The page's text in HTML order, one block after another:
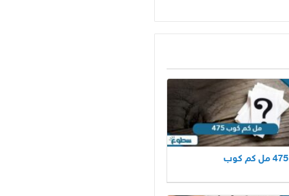
475 مل كم كوب